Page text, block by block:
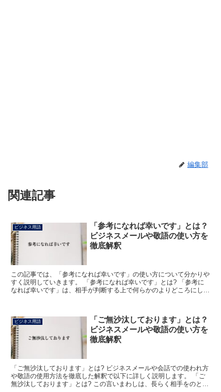
編集部
関連記事
ビジネス用語
「参考になれば幸いです」とは？
ビジネスメールや敬語の使い方を
徹底解釈
この記事では、「参考になれば幸いです」の使い方について分かりや
すく説明していきます。 「参考になれば幸いです」とは? 「参考に
なれば幸いです」は、相手が判断する上で何らかのよりどころにして
ビジネス用語
「ご無沙汰しております」とは？
ビジネスメールや敬語の使い方を
徹底解釈
「ご無沙汰しております」とは? ビジネスメールや会話での使われ方
や敬語の使用方法を徹底した解釈で以下に詳しく説明します。 「ご
無沙汰しております」とは? この言いまわしは、長らく相手をのとこ